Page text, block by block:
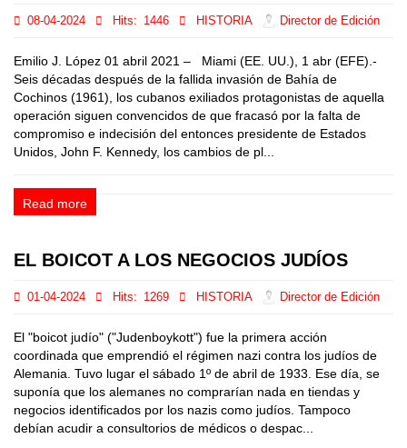
08-04-2024 Hits: 1446 HISTORIA Director de Edición
Emilio J. López 01 abril 2021 – Miami (EE. UU.), 1 abr (EFE).-
Seis décadas después de la fallida invasión de Bahía de
Cochinos (1961), los cubanos exiliados protagonistas de aquella
operación siguen convencidos de que fracasó por la falta de
compromiso e indecisión del entonces presidente de Estados
Unidos, John F. Kennedy, los cambios de pl...
Read more
EL BOICOT A LOS NEGOCIOS JUDÍOS
01-04-2024 Hits: 1269 HISTORIA Director de Edición
El "boicot judío" ("Judenboykott") fue la primera acción
coordinada que emprendió el régimen nazi contra los judíos de
Alemania. Tuvo lugar el sábado 1º de abril de 1933. Ese día, se
suponía que los alemanes no comprarían nada en tiendas y
negocios identificados por los nazis como judíos. Tampoco
debían acudir a consultorios de médicos o despac...